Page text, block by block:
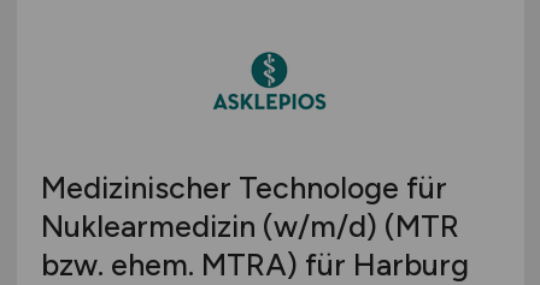
Medizinischer Technologe für
Nuklearmedizin (w/m/d) (MTR
bzw. ehem. MTRA) für Harburg